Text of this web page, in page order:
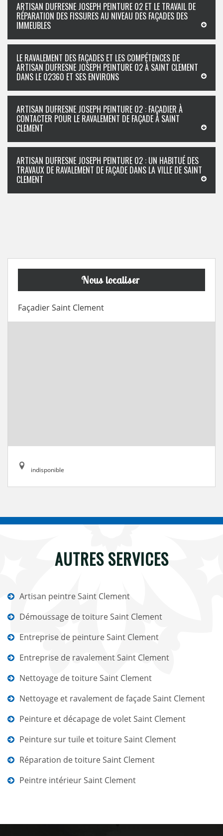
ARTISAN DUFRESNE JOSEPH PEINTURE 02 ET LE TRAVAIL DE
RÉPARATION DES FISSURES AU NIVEAU DES FAÇADES DES
IMMEUBLES
LE RAVALEMENT DES FAÇADES ET LES COMPÉTENCES DE
ARTISAN DUFRESNE JOSEPH PEINTURE 02 À SAINT CLEMENT
DANS LE 02360 ET SES ENVIRONS
ARTISAN DUFRESNE JOSEPH PEINTURE 02 : FAÇADIER À
CONTACTER POUR LE RAVALEMENT DE FAÇADE À SAINT
CLEMENT
ARTISAN DUFRESNE JOSEPH PEINTURE 02 : UN HABITUÉ DES
TRAVAUX DE RAVALEMENT DE FAÇADE DANS LA VILLE DE SAINT
CLEMENT
Nous localiser
Façadier Saint Clement
indisponible
AUTRES SERVICES
Artisan peintre Saint Clement
Démoussage de toiture Saint Clement
Entreprise de peinture Saint Clement
Entreprise de ravalement Saint Clement
Nettoyage de toiture Saint Clement
Nettoyage et ravalement de façade Saint Clement
Peinture et décapage de volet Saint Clement
Peinture sur tuile et toiture Saint Clement
Réparation de toiture Saint Clement
Peintre intérieur Saint Clement